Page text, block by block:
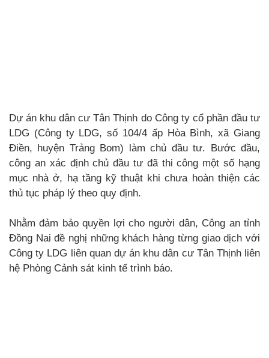
Dự án khu dân cư Tân Thịnh do Công ty cổ phần đầu tư
LDG (Công ty LDG, số 104/4 ấp Hòa Bình, xã Giang
Điền, huyện Trảng Bom) làm chủ đầu tư. Bước đầu,
công an xác định chủ đầu tư đã thi công một số hạng
mục nhà ở, hạ tầng kỹ thuật khi chưa hoàn thiện các
thủ tục pháp lý theo quy định.
Nhằm đảm bảo quyền lợi cho người dân, Công an tỉnh
Đồng Nai đề nghị những khách hàng từng giao dịch với
Công ty LDG liên quan dự án khu dân cư Tân Thịnh liên
hệ Phòng Cảnh sát kinh tế trình báo.